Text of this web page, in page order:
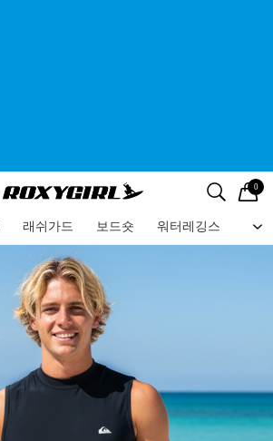
검색
로고 0
래쉬가드 보드숏 워터레깅스 비
메뉴